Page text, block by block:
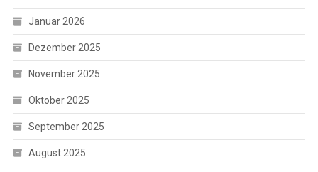
Januar 2026
Dezember 2025
November 2025
Oktober 2025
September 2025
August 2025